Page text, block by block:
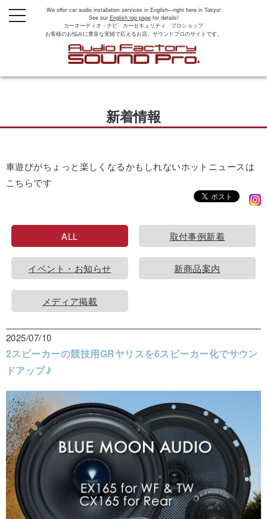
We offer car audio installation services in English—right here in Tokyo!
See our English top pagefor details!
カーオーディオ・ナビ カーセキュリティ プロショップ
お客様のお悩みに豊富な実績で応えるお店。サウンドプロのサイトです。
t
o
a
i
新着情報
車遊びがちょっと楽しくなるかもしれないホットニュースは
こちらです
ALL 取付事例新着
イベント・お知らせ 新商品案内
メディア掲載
2025/07/10
2スピーカーの競技用GRヤリスを6スピーカー化でサウン
ドアップ♪